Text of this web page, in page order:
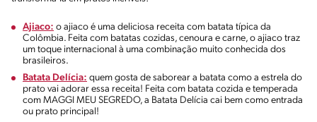
Ajiaco: o ajiaco é uma deliciosa receita com batata típica da
Colômbia. Feita com batatas cozidas, cenoura e carne, o ajiaco traz
um toque internacional à uma combinação muito conhecida dos
brasileiros.
Batata Delícia: quem gosta de saborear a batata como a estrela do
prato vai adorar essa receita! Feita com batata cozida e temperada
com MAGGI MEU SEGREDO, a Batata Delícia cai bem como entrada
ou prato principal!